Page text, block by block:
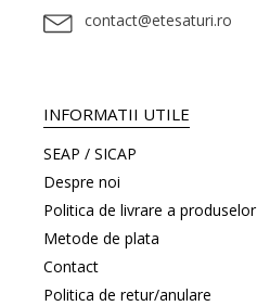
contact@etesaturi.ro
INFORMATII UTILE
SEAP / SICAP
Despre noi
Politica de livrare a produselor
Metode de plata
Contact
Politica de retur/anulare